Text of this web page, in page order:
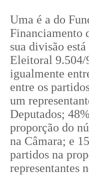
Uma é a do
Financiamento
sua divisão
Eleitoral 9.504/
igualmente
entre os
um
Deputados;
proporção do
na Câmara; e
partidos na
representantes